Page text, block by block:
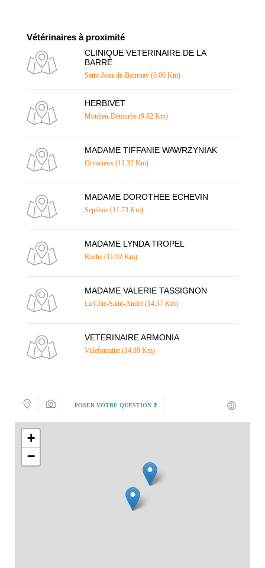
Vétérinaires à proximité
CLINIQUE VETERINAIRE DE LA
BARRE
Saint-Jean-de-Bournay (0.00 Km)
HERBIVET
Moidieu-Détourbe (9.82 Km)
MADAME TIFFANIE WAWRZYNIAK
Ornacieux (11.32 Km)
MADAME DOROTHEE ECHEVIN
Septème (11.73 Km)
MADAME LYNDA TROPEL
Roche (11.92 Km)
MADAME VALERIE TASSIGNON
La Côte-Saint-André (14.37 Km)
VETERINAIRE ARMONIA
Villefontaine (14.89 Km)
POSER VOTRE QUESTION ❓
+
−